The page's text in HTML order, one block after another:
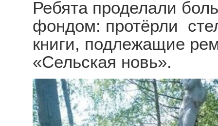
Ребята проделали
фондом: протёрли
книги, подлежащие
«Сельская новь».